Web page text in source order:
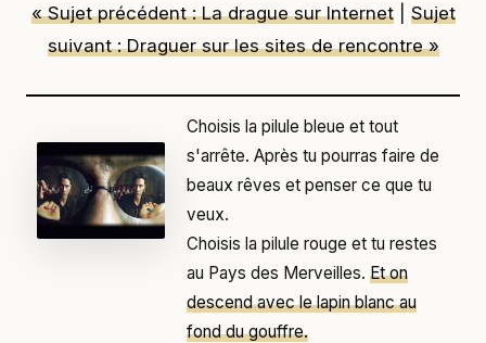
« Sujet précédent : La drague sur Internet| Sujet
suivant : Draguer sur les sites de rencontre »
Choisis la pilule bleue et tout
s'arrête. Après tu pourras faire de
beaux rêves et penser ce que tu
veux.
Choisis la pilule rouge et tu restes
au Pays des Merveilles. Et on
descend avec le lapin blanc au
fond du gouffre.